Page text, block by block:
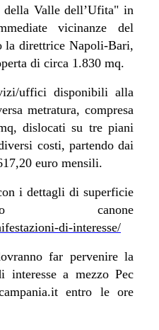
Valle dell’Ufita" in
vicinanze del
la direttrice Napoli-Bari,
di circa 1.830 mq.
uffici disponibili alla
metratura, compresa
dislocati su tre piani
costi, partendo dai
euro mensili.
i dettagli di superficie
canone
di-interesse/
far pervenire la
interesse a mezzo Pec
entro le ore